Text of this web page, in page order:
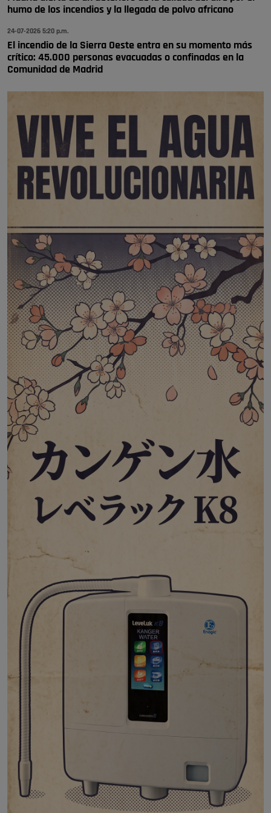
humo de los incendios y la llegada de polvo africano
24-07-2026 5:20 p.m.
El incendio de la Sierra Oeste entra en su momento más
crítico: 45.000 personas evacuadas o confinadas en la
Comunidad de Madrid